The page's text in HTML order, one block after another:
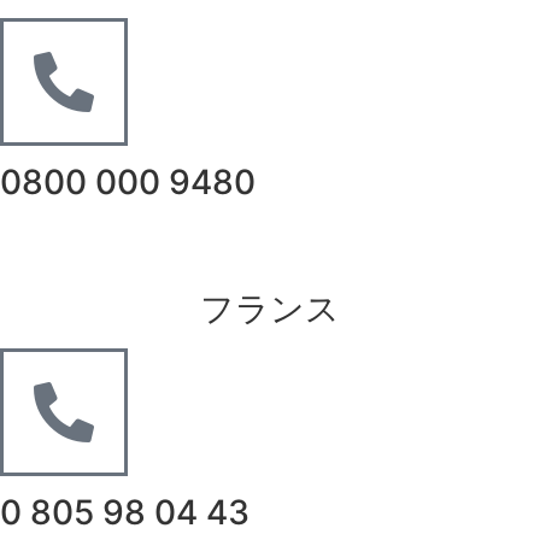
0800 000 9480
フランス
0 805 98 04 43